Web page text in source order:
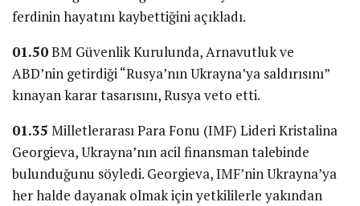
ferdinin hayatını kaybettiğini açıkladı.
01.50BM Güvenlik Kurulunda, Arnavutluk ve
ABD’nin getirdiği “Rusya’nın Ukrayna’ya saldırısını”
kınayan karar tasarısını, Rusya veto etti.
01.35 Milletlerarası Para Fonu (IMF) Lideri Kristalina
Georgieva, Ukrayna’nın acil finansman talebinde
bulunduğunu söyledi. Georgieva, IMF’nin Ukrayna’ya
her halde dayanak olmak için yetkililerle yakından